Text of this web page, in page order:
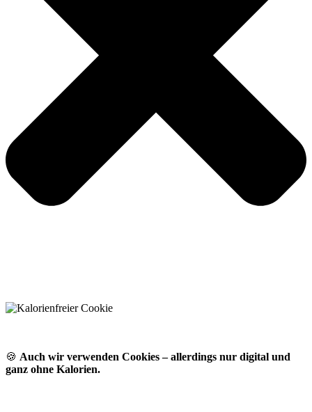
🍪 Auch wir verwenden Cookies – allerdings nur digital und
ganz ohne Kalorien.